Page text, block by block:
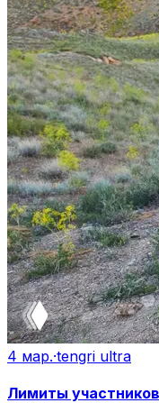
4 мар.·tengri ultra
Лимиты